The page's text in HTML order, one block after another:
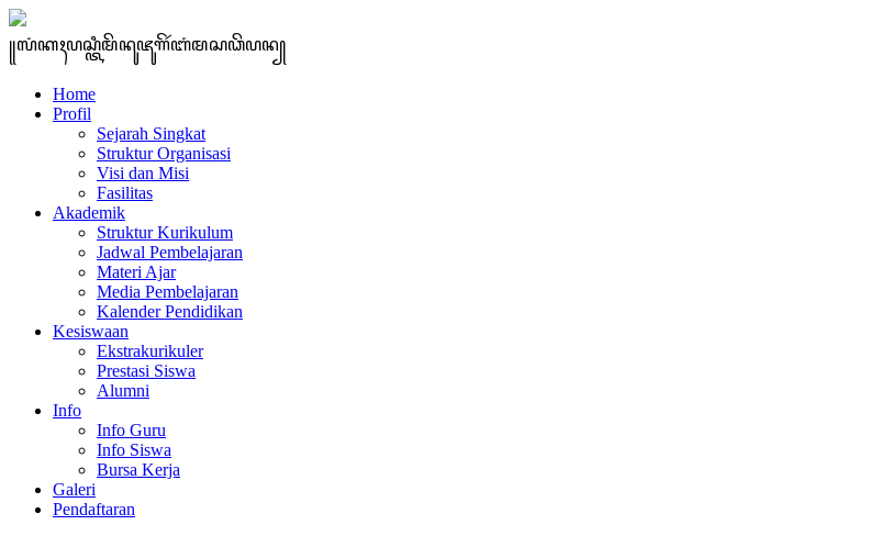
꧋ꦭꦁꦏꦃꦥꦱ꧀ꦠꦶꦩꦼꦤꦸꦗꦸꦒꦼꦂꦧꦁꦩꦱꦣꦼꦥꦤ꧀
Home
Profil
Sejarah Singkat
Struktur Organisasi
Visi dan Misi
Fasilitas
Akademik
Struktur Kurikulum
Jadwal Pembelajaran
Materi Ajar
Media Pembelajaran
Kalender Pendidikan
Kesiswaan
Ekstrakurikuler
Prestasi Siswa
Alumni
Info
Info Guru
Info Siswa
Bursa Kerja
Galeri
Pendaftaran